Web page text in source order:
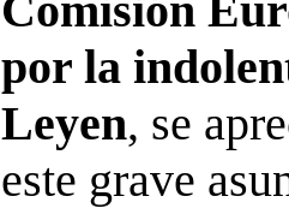
por la
Leyen, se
este grave